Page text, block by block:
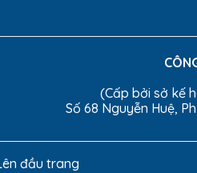
xách in logo với kiểu dáng hiện
hàng mua tặng người thân hay
(Cấp bởi sở kế
Số 68 Nguyễn Huệ,
đầu trang